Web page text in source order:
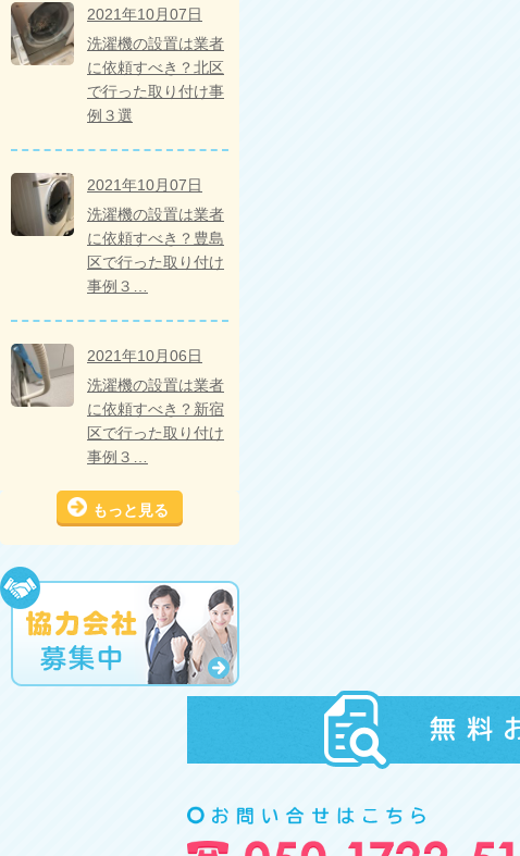
2021年10月07日
洗濯機の設置は業者
に依頼すべき？北区
で行った取り付け事
例３選
2021年10月07日
洗濯機の設置は業者
に依頼すべき？豊島
区で行った取り付け
事例３…
2021年10月06日
洗濯機の設置は業者
に依頼すべき？新宿
区で行った取り付け
事例３…
もっと見る